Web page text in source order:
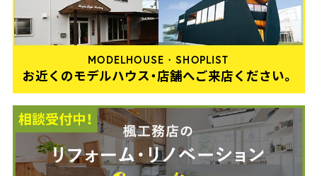
MODELHOUSE・SHOPLIST
お近くのモデルハウス・店舗へご来店ください。